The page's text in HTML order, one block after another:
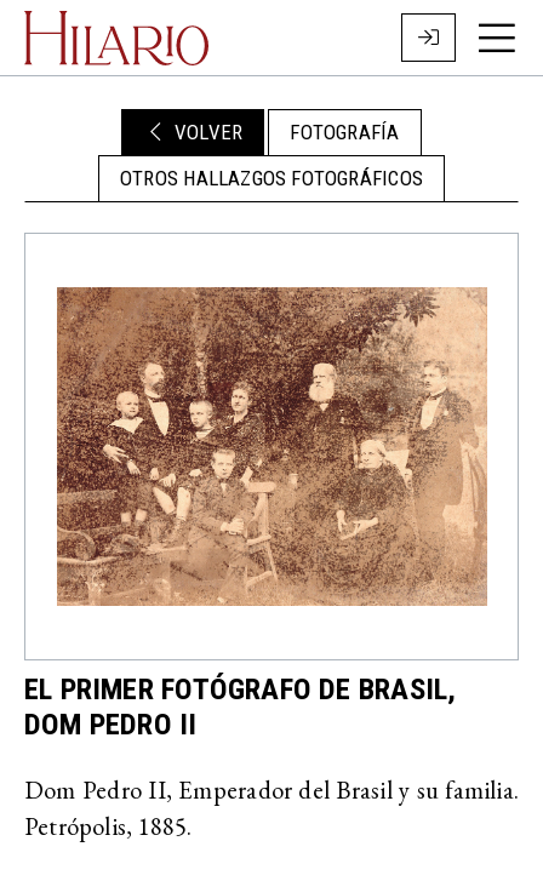
VOLVER
FOTOGRAFÍA
OTROS HALLAZGOS FOTOGRÁFICOS
EL PRIMER FOTÓGRAFO DE BRASIL,
DOM PEDRO II
Dom Pedro II, Emperador del Brasil y su familia.
Petrópolis, 1885.